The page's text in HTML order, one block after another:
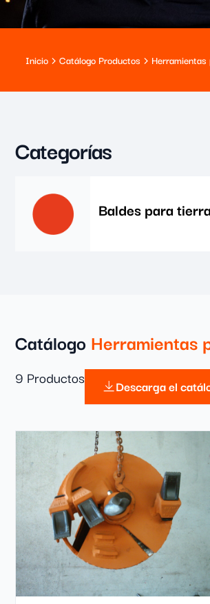
Inicio Catálogo Productos
Categorías
Baldes para tierra
Catálogo Herramientas
9 Productos Descarga el